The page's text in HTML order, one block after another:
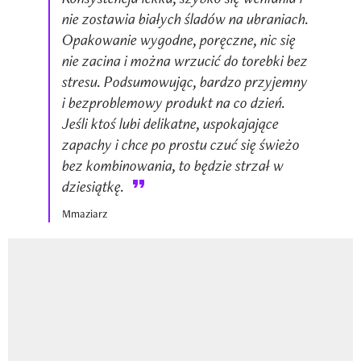
nie zostawia białych śladów na ubraniach.
Opakowanie wygodne, poręczne, nic się
nie zacina i można wrzucić do torebki bez
stresu. Podsumowując, bardzo przyjemny
i bezproblemowy produkt na co dzień.
Jeśli ktoś lubi delikatne, uspokajające
zapachy i chce po prostu czuć się świeżo
bez kombinowania, to będzie strzał w
dziesiątkę.
Mmaziarz